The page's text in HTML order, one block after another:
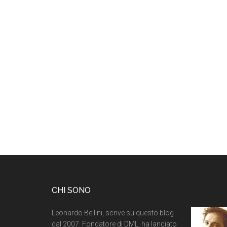
CHI SONO
Leonardo Bellini, scrive su questo blog
dal 2007. Fondatore di DML, ha lanciato